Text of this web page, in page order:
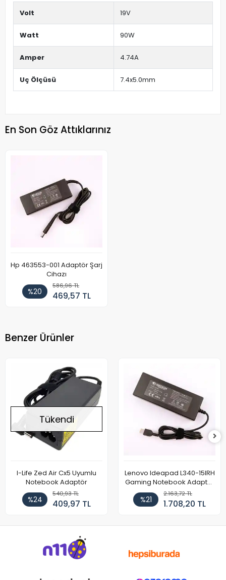
Volt 19V
Watt 90W
Amper 4.74A
Uç Ölçüsü 7.4x5.0mm
En Son Göz Attıklarınız
Hp 463553-001 Adaptör Şarj
Cihazı
%20
586,96 TL
469,57 TL
Benzer Ürünler
Tükendi
I-Life Zed Air Cx5 Uyumlu
Notebook Adaptör
%24
540,93 TL
409,97 TL
Lenovo Ideapad L340-15IRH
Gaming Notebook Adaptör
Cihazı Şarj Aleti (150W)
%21
2.163,72 TL
1.708,20 TL